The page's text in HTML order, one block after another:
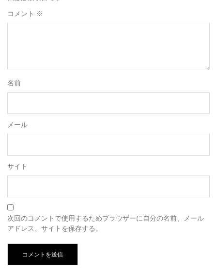
コメント ※
名前
メール
サイト
次回のコメントで使用するためブラウザーに自分の名前、メール
アドレス、サイトを保存する。